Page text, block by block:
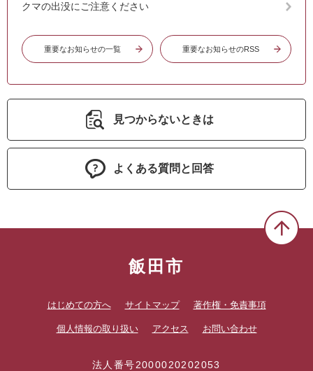
クマの出没にご注意ください
重要なお知らせの一覧 重要なお知らせのRSS
見つからないときは
よくある質問と回答
飯田市
はじめての方へ サイトマップ 著作権・免責事項
個人情報の取り扱い アクセス お問い合わせ
法人番号2000020202053